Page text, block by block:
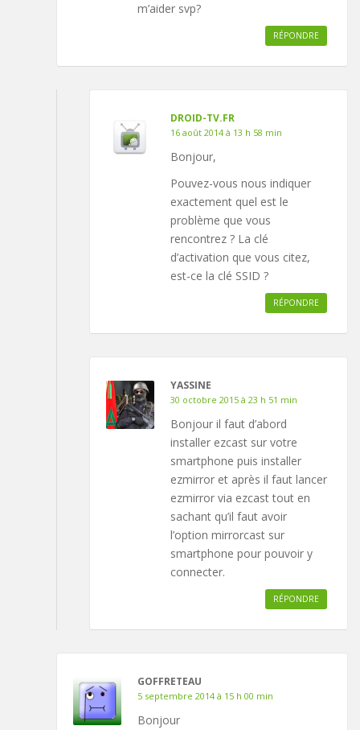
m’aider svp?
RÉPONDRE
DROID-TV.FR
16 août 2014 à 13 h 58 min
Bonjour,
Pouvez-vous nous indiquer
exactement quel est le
problème que vous
rencontrez ? La clé
d’activation que vous citez,
est-ce la clé SSID ?
RÉPONDRE
YASSINE
30 octobre 2015 à 23 h 51 min
Bonjour il faut d’abord
installer ezcast sur votre
smartphone puis installer
ezmirror et après il faut lancer
ezmirror via ezcast tout en
sachant qu’il faut avoir
l’option mirrorcast sur
smartphone pour pouvoir y
connecter.
RÉPONDRE
GOFFRETEAU
5 septembre 2014 à 15 h 00 min
Bonjour